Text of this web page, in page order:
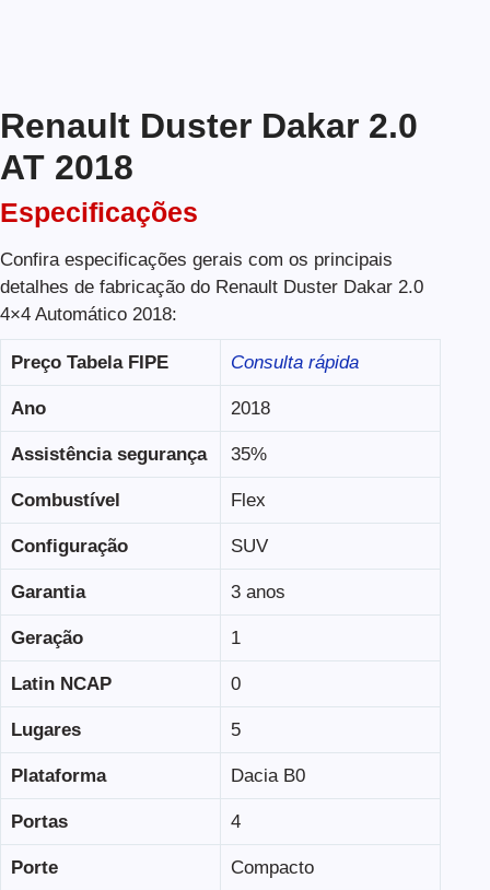
Renault Duster Dakar 2.0
AT 2018
Especificações
Confira especificações gerais com os principais
detalhes de fabricação do Renault Duster Dakar 2.0
4×4 Automático 2018:
Preço Tabela FIPE Consulta rápida
Ano 2018
Assistência segurança 35%
Combustível Flex
Configuração SUV
Garantia 3 anos
Geração 1
Latin NCAP 0
Lugares 5
Plataforma Dacia B0
Portas 4
Porte Compacto